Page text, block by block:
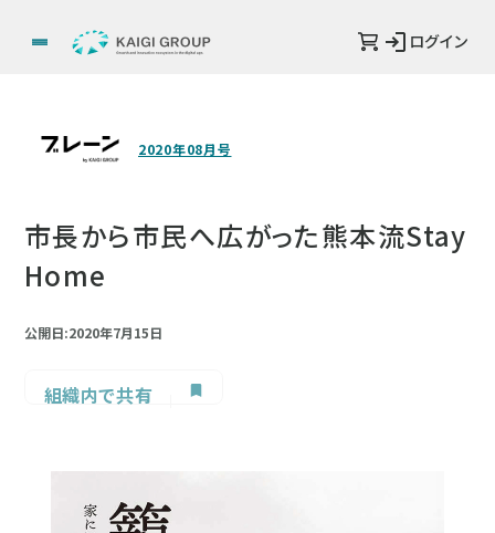
ログイン
2020年08月号
市長から市民へ広がった熊本流Stay
Home
公開日:2020年7月15日
組織内で共有